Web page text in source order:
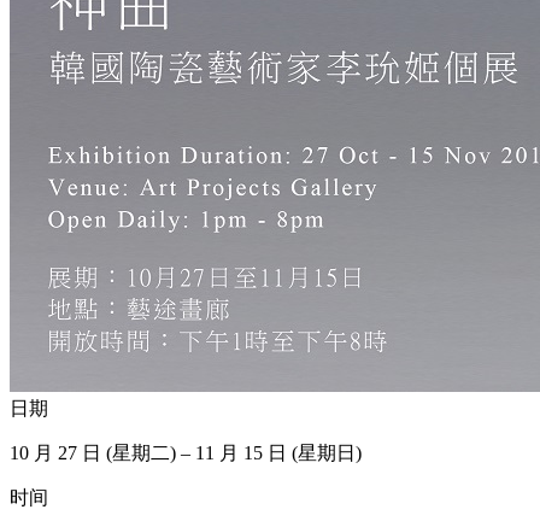
日期
10 月 27 日 (星期二) – 11 月 15 日 (星期日)
时间